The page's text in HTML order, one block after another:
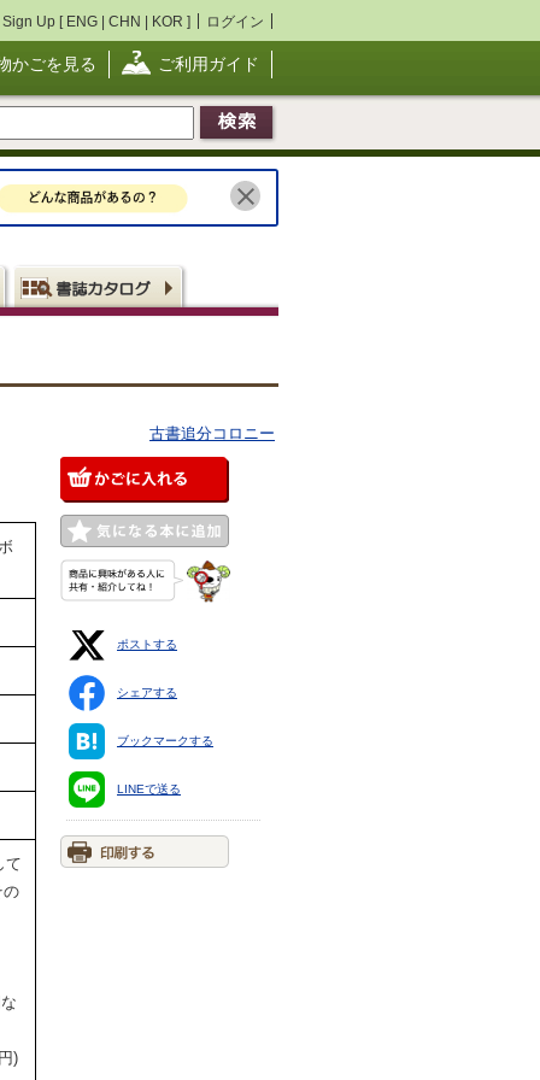
Sign Up [ ENG | CHN | KOR ] ログイン
かごを見る ご利用ガイド
古書追分コロニー
て
の
)
ポストする
シェアする
ブックマークする
LINEで送る